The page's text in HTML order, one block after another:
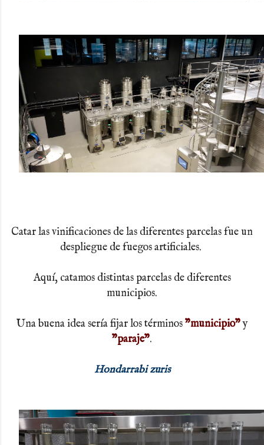
Catar las vinificaciones de las diferentes parcelas fue un
despliegue de fuegos artificiales.
Aquí, catamos distintas parcelas de diferentes
municipios.
Una buena idea sería fijar los términos"municipio"y
"paraje".
Hondarrabi zuris